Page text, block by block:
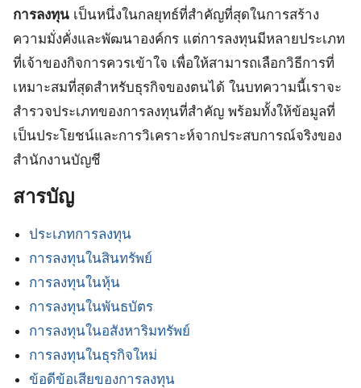
การลงทุน เป็นหนึ่งในกลยุทธ์ที่สำคัญที่สุดในการสร้าง
ความมั่งคั่งและพัฒนาองค์กร แต่การลงทุนมีหลายประเภท
ที่เจ้าของกิจการควรเข้าใจ เพื่อให้สามารถเลือกวิธีการที่
เหมาะสมที่สุดสำหรับธุรกิจของตนได้ ในบทความนี้เราจะ
สำรวจประเภทของการลงทุนที่สำคัญ พร้อมทั้งให้ข้อมูลที่
เป็นประโยชน์และการวิเคราะห์จากประสบการณ์จริงของ
สำนักงานบัญชี
สารบัญ
ประเภทการลงทุน
การลงทุนในสินทรัพย์
การลงทุนในหุ้น
การลงทุนในพันธบัตร
การลงทุนในอสังหาริมทรัพย์
การลงทุนในธุรกิจใหม่
ข้อดีข้อเสียของการลงทุน